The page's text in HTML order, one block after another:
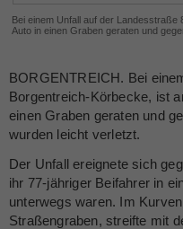
Bei einem Unfall auf der
Auto in einen Graben geraten und
BORGENTREICH. Bei
Borgentreich-Körbecke, ist
einen Graben geraten und
wurden leicht verletzt.
Der Unfall ereignete sich
ihr 77-jähriger Beifahrer in
unterwegs waren. Im
Straßengraben, streifte mit